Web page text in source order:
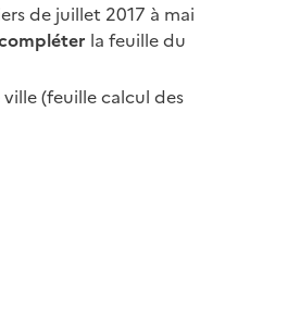
de juillet 2017 à mai
la feuille du
(feuille calcul des